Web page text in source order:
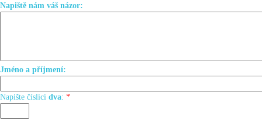
Napiště nám váš názor:
Jméno a příjmení:
Napište číslici dva: *